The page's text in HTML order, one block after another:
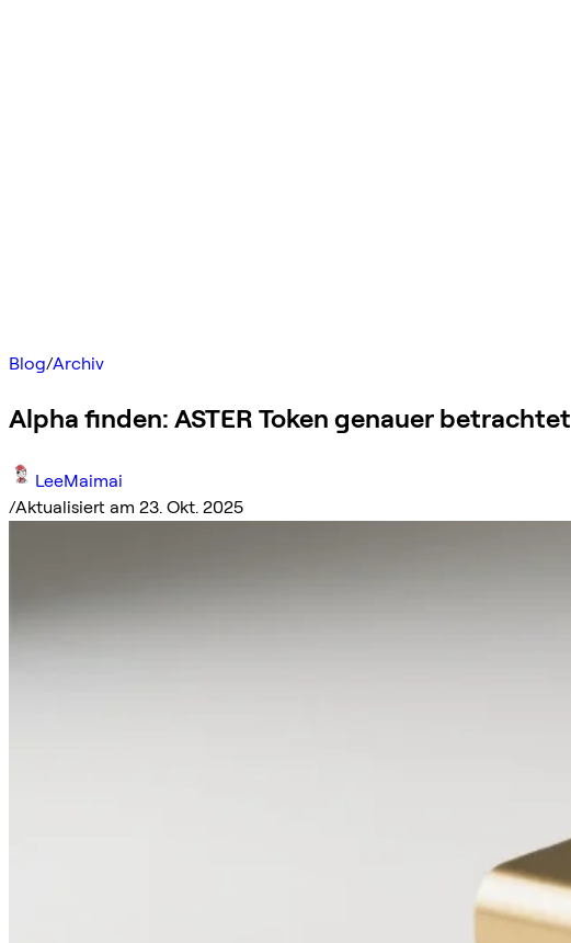
Blog/Archiv
Alpha finden: ASTER Token genauer betrachtet
LeeMaimai
/Aktualisiert am 23. Okt. 2025